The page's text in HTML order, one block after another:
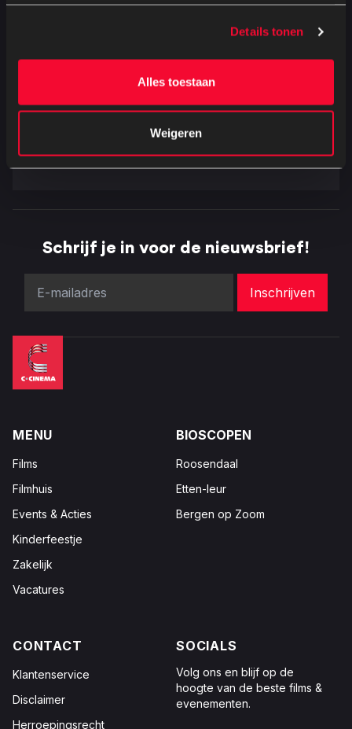
Details tonen
Alles toestaan
Weigeren
Schrijf je in voor de nieuwsbrief!
MENU
Films
Filmhuis
Events & Acties
Kinderfeestje
Zakelijk
Vacatures
BIOSCOPEN
Roosendaal
Etten-leur
Bergen op Zoom
CONTACT
Klantenservice
Disclaimer
Herroepingsrecht
SOCIALS
Volg ons en blijf op de
hoogte van de beste films &
evenementen.